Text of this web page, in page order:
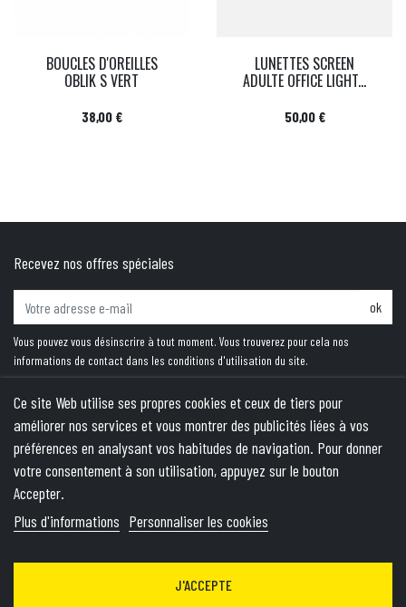
BOUCLES D'OREILLES
OBLIK S VERT
Prix
38,00 €
LUNETTES SCREEN
ADULTE OFFICE LIGHT...
Prix
50,00 €
Recevez nos offres spéciales
ok
Vous pouvez vous désinscrire à tout moment. Vous trouverez pour cela nos
informations de contact dans les conditions d'utilisation du site.
PRODUITS
NOTRE SOCIÉTÉ
VOTRE COMPTE
Ce site Web utilise ses propres cookies et ceux de tiers pour
améliorer nos services et vous montrer des publicités liées à vos
préférences en analysant vos habitudes de navigation. Pour donner
votre consentement à son utilisation, appuyez sur le bouton
Accepter.
Plus d'informations Personnaliser les cookies
J'ACCEPTE
© 2026 - Theme by Wepika- This site is protected by reCAPTCHA